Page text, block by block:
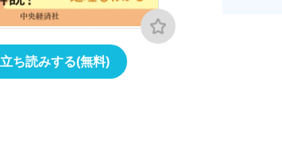
立ち読みする(無料)